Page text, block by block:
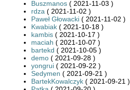
Buszmanos ( 2021-11-03 )
rdza ( 2021-11-02 )
Paweł Głowacki ( 2021-11-02 )
Kwabiak ( 2021-10-18 )
kambis ( 2021-10-17 )
maciah ( 2021-10-07 )
bartekd ( 2021-10-05 )
demo ( 2021-09-28 )
yongrui ( 2021-09-22 )
Sedymen ( 2021-09-21 )
BartekKowalczyk ( 2021-09-21 )